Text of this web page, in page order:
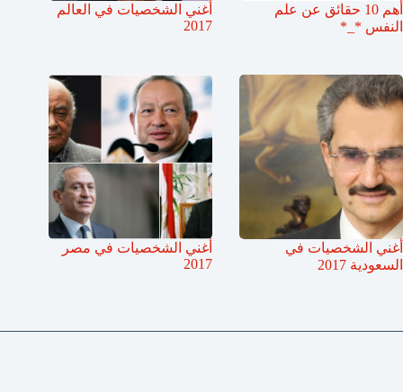
أهم 10 حقائق عن علم
النفس *_*
أغني الشخصيات في العالم
2017
أغني الشخصيات في
السعودية 2017
أغني الشخصيات في مصر
2017